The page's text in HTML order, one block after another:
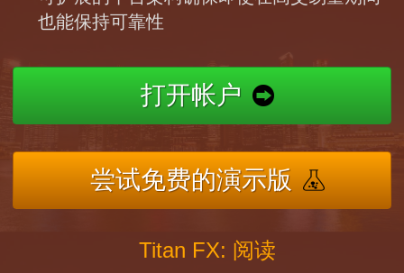
也能保持可靠性
打开帐户
尝试免费的演示版
Titan FX: 阅读